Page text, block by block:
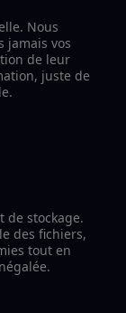
Nous
jamais vos
de leur
juste de
de stockage.
des fichiers,
tout en